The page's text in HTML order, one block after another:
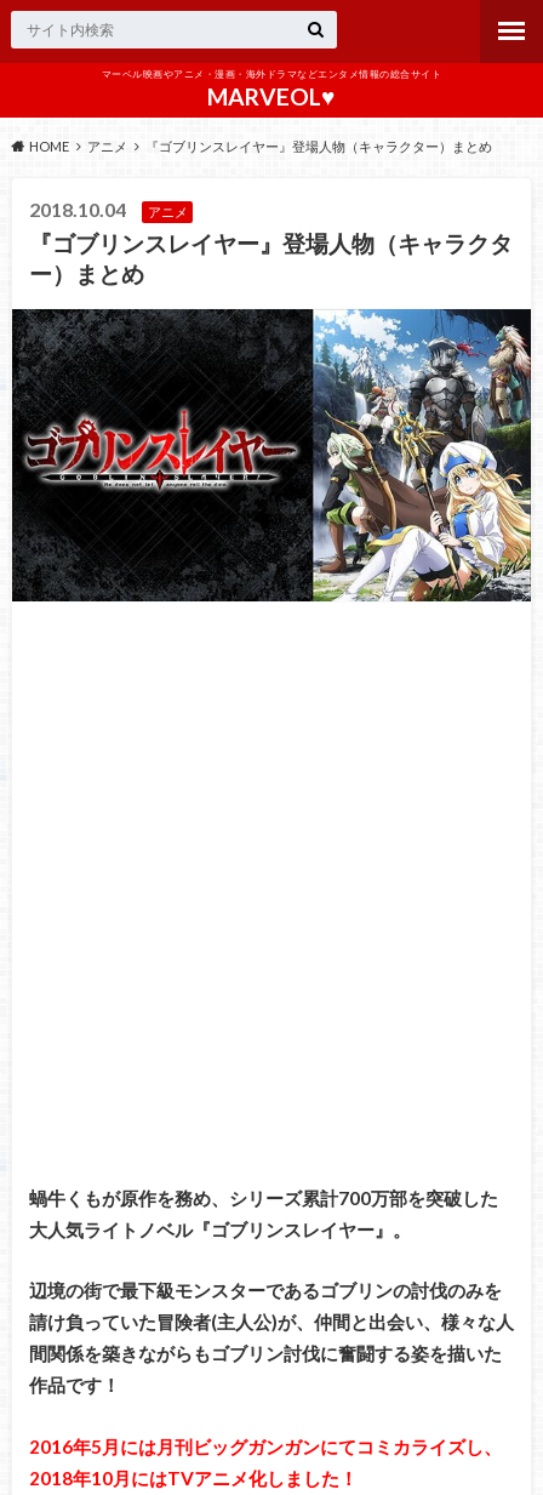
マーベル映画やアニメ・漫画・海外ドラマなどエンタメ情報の総合サイト
MARVEOL♥️
HOME アニメ 『ゴブリンスレイヤー』登場人物（キャラクター）まとめ
2018.10.04 アニメ
『ゴブリンスレイヤー』登場人物（キャラクタ
ー）まとめ
蝸牛くもが原作を務め、シリーズ累計700万部を突破した
大人気ライトノベル『ゴブリンスレイヤー』。
辺境の街で最下級モンスターであるゴブリンの討伐のみを
請け負っていた冒険者(主人公)が、仲間と出会い、様々な人
間関係を築きながらもゴブリン討伐に奮闘する姿を描いた
作品です！
2016年5月には月刊ビッグガンガンにてコミカライズし、
2018年10月にはTVアニメ化しました！